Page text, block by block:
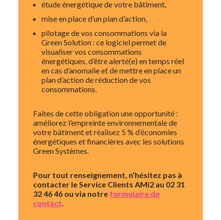
étude énergétique de votre bâtiment,
mise en place d’un plan d’action,
pilotage de vos consommations via la
Green Solution : ce logiciel permet de
visualiser vos consommations
énergétiques, d’être alerté(e) en temps réel
en cas d’anomalie et de mettre en place un
plan d’action de réduction de vos
consommations.
Faites de cette obligation une opportunité :
améliorez l’empreinte environnementale de
votre bâtiment et réalisez 5 % d’économies
énergétiques et financières avec les solutions
Green Systèmes.
Pour tout renseignement, n’hésitez pas à
contacter le Service Clients AMi2 au 02 31
32 46 46 ou via notre formulaire de
contact.